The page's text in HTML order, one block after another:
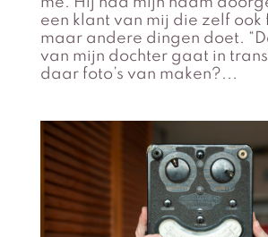
een klant van mij die zelf
maar andere dingen doet.
van mijn dochter gaat in
daar foto’s van maken?...